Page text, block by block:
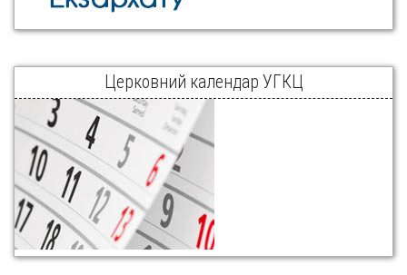
Церковний календар УГКЦ